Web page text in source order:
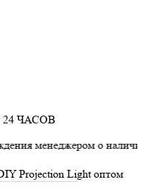
ЧАСОВ
о наличии
Projection Light оптом